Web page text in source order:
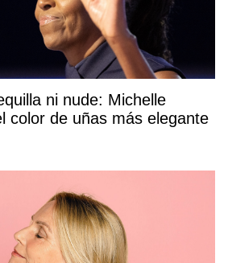
ni nude: Michelle
color de uñas más elegante